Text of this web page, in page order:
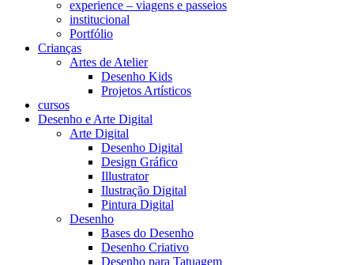
experience – viagens e passeios
institucional
Portfólio
Crianças
Artes de Atelier
Desenho Kids
Projetos Artísticos
cursos
Desenho e Arte Digital
Arte Digital
Desenho Digital
Design Gráfico
Illustrator
Ilustração Digital
Pintura Digital
Desenho
Bases do Desenho
Desenho Criativo
Desenho para Tatuagem